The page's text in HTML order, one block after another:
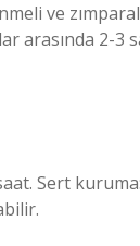
ve
arasında 2-3
Sert